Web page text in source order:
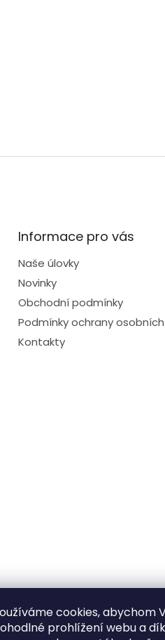
cookies, abychom
prohlížení webu a
Informace pro vás
Naše úlovky
Novinky
Obchodní podmínky
Podmínky ochrany
Kontakty